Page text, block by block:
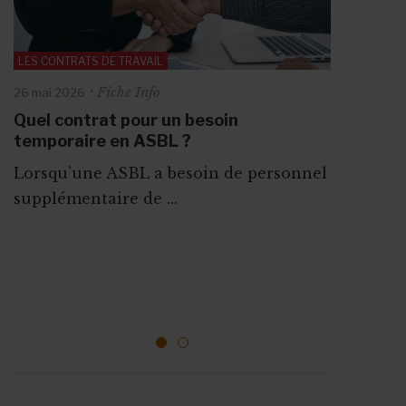
LES CONTRATS DE TRAVAIL
26 mai 2026 Fiche Info
Quel contrat pour un besoin
temporaire en ASBL ?
Lorsqu’une ASBL a besoin de personnel
supplémentaire de ...
LES CONTRATS DE TRAVAIL
11 juin 2026 Fiche Info
Avenant, fonction, horaires : comment
1